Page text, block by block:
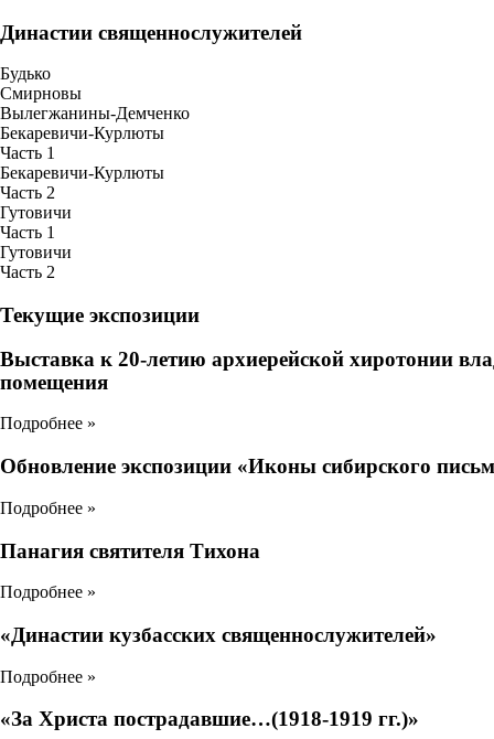
Династии священнослужителей
Будько
Смирновы
Вылегжанины-Демченко
Бекаревичи-Курлюты
Часть 1
Бекаревичи-Курлюты
Часть 2
Гутовичи
Часть 1
Гутовичи
Часть 2
Текущие экспозиции
Выставка к 20-летию архиерейской хиротонии
помещения
Подробнее »
Обновление экспозиции «Иконы сибирского
Подробнее »
Панагия святителя Тихона
Подробнее »
«Династии кузбасских священнослужителей»
Подробнее »
«За Христа пострадавшие…(1918-1919 гг.)»